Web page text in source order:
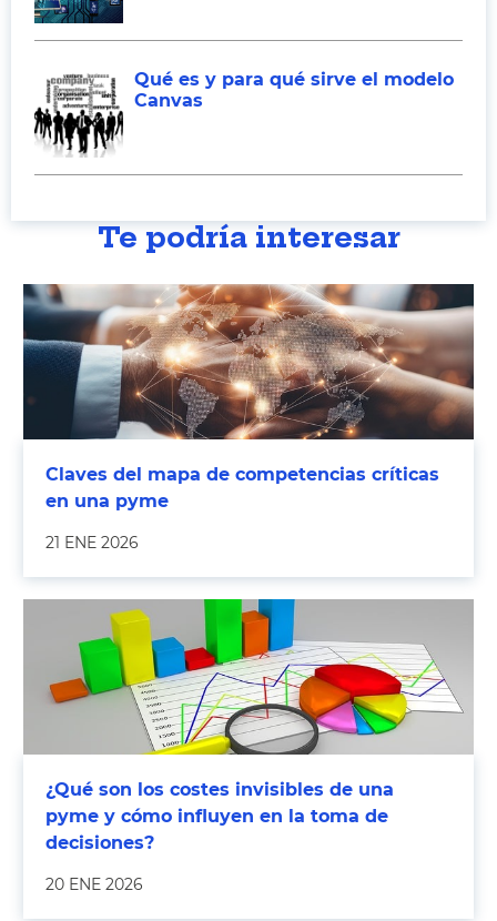
Qué es y para qué sirve el modelo
Canvas
Te podría interesar
Claves del mapa de competencias críticas
en una pyme
21 ENE 2026
¿Qué son los costes invisibles de una
pyme y cómo influyen en la toma de
decisiones?
20 ENE 2026